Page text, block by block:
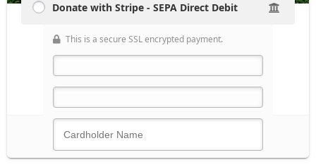
Faites un don
Donate with Stripe - SEPA Direct Debit
This is a secure SSL encrypted payment.
Secure Donation